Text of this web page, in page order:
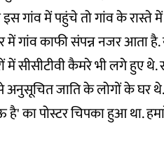
गांव में पहुंचे तो गांव के रास्ते
काफी संपन्न नजर आता है.
सीसीटीवी कैमरे भी लगे हुए
अनुसूचित जाति के लोगों के घर
है' का पोस्टर चिपका हुआ था.